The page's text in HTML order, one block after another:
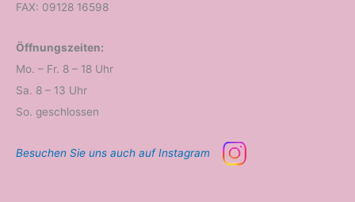
FAX: 09128 16598
Öffnungszeiten:
Mo. – Fr. 8 – 18 Uhr
Sa. 8 – 13 Uhr
So. geschlossen
Besuchen Sie uns auch auf Instagram